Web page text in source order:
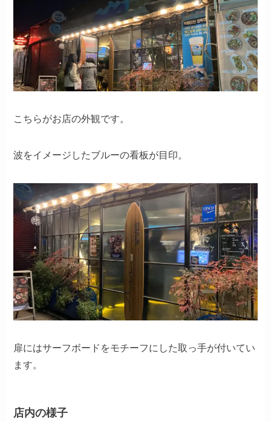
こちらがお店の外観です。
波をイメージしたブルーの看板が目印。
扉にはサーフボードをモチーフにした取っ手が付いてい
ます。
店内の様子